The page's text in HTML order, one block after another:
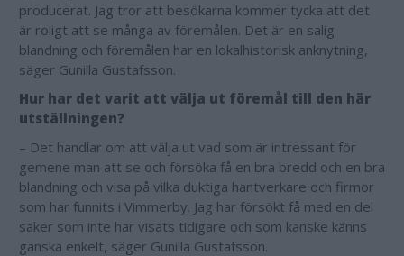
producerat. Jag tror att besökarna kommer tycka att det
är roligt att se många av föremålen. Det är en salig
blandning och föremålen har en lokalhistorisk anknytning,
säger Gunilla Gustafsson.
Hur har det varit att välja ut föremål till den här
utställningen?
– Det handlar om att välja ut vad som är intressant för
gemene man att se och försöka få en bra bredd och en bra
blandning och visa på vilka duktiga hantverkare och firmor
som har funnits i Vimmerby. Jag har försökt få med en del
saker som inte har visats tidigare och som kanske känns
ganska enkelt, säger Gunilla Gustafsson.